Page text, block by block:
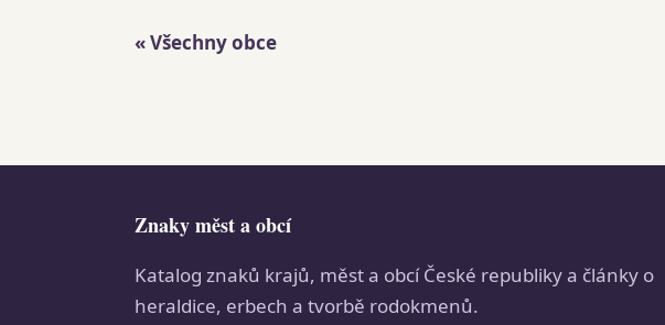
« Všechny obce
Znaky měst a obcí
Katalog znaků krajů, měst a obcí České republiky a články o
heraldice, erbech a tvorbě rodokmenů.